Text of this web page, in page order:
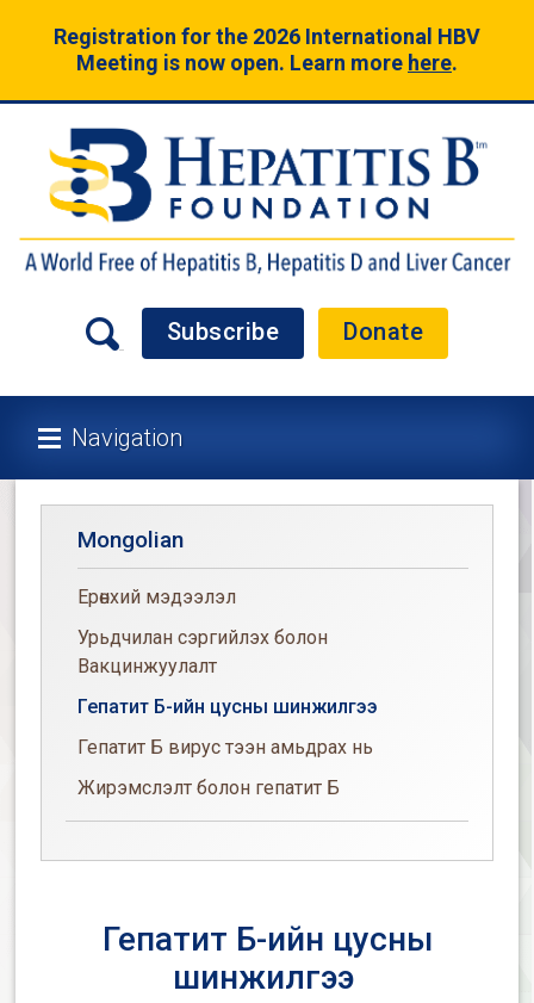
Registration for the 2026 International HBV
Meeting is now open. Learn more here.
Subscribe Donate
Navigation
Mongolian
Ерөнхий мэдээлэл
Урьдчилан сэргийлэх болон
Вакцинжуулалт
Гепатит Б-ийн цусны шинжилгээ
Гепатит Б вирус тээн амьдрах нь
Жирэмслэлт болон гепатит Б
Гепатит Б-ийн цусны
шинжилгээ